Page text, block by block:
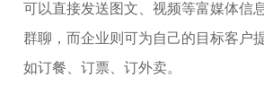
可以直接发送图文、视频等富媒体信
群聊，而企业则可为自己的目标客户
如订餐、订票、订外卖。